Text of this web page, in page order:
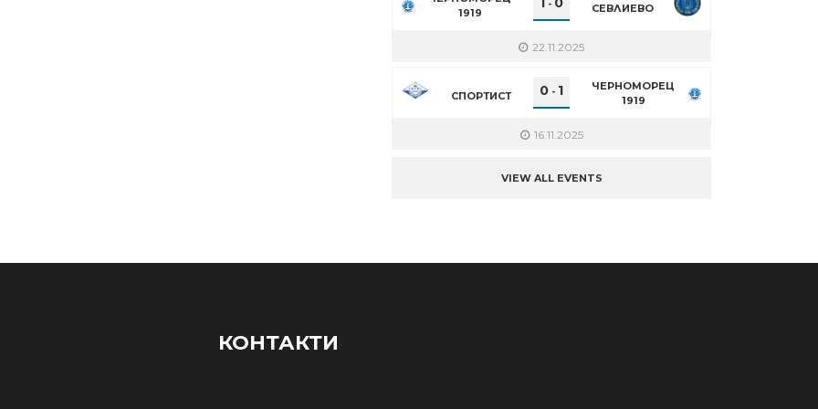
1919
- СЕВЛИЕВО
22.11.2025
СПОРТИСТ 0 - 1
ЧЕРНОМОРЕЦ
1919
16.11.2025
VIEW ALL EVENTS
КОНТАКТИ